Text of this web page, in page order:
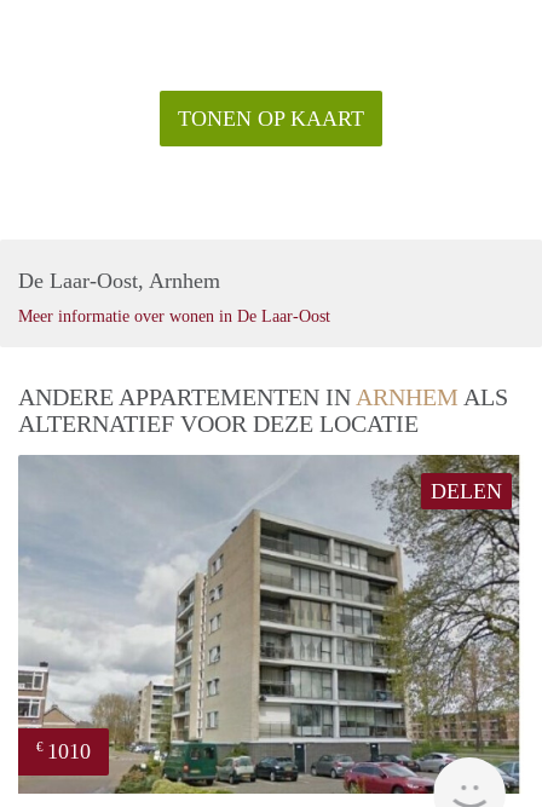
TONEN OP KAART
De Laar-Oost, Arnhem
Meer informatie over wonen in De Laar-Oost
ANDERE APPARTEMENTEN IN ARNHEM ALS
ALTERNATIEF VOOR DEZE LOCATIE
DELEN
€ 1010